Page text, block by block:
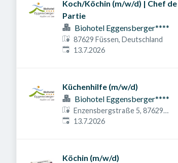
Koch/Köchin (m/w/d) | Chef de
Partie
Biohotel Eggensberger****
87629 Füssen, Deutschland
Veröffentlicht am
13.7.2026
Küchenhilfe (m/w/d)
Biohotel Eggensberger****
Enzensbergstraße 5, 87629
Füssen, Deutschland
Veröffentlicht am
13.7.2026
Köchin (m/w/d)